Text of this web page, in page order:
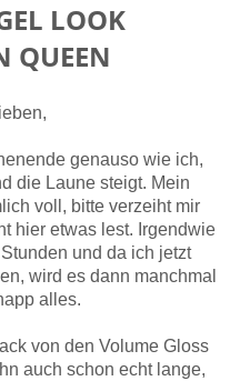
LOOK
QUEEN
genauso wie ich,
die Laune steigt. Mein
voll, bitte verzeiht mir
hier etwas lest. Irgendwie
und da ich jetzt
wird es dann manchmal
alles.
von den Volume Gloss
auch schon echt lange,